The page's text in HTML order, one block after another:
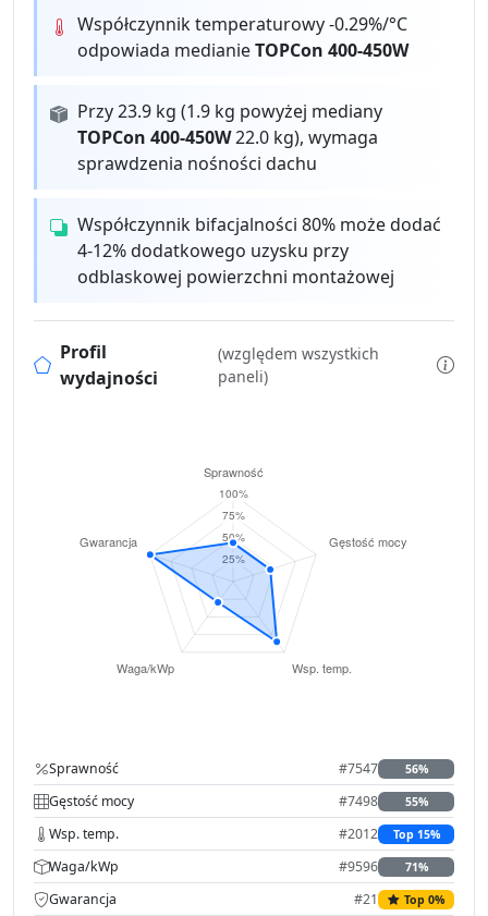
Współczynnik temperaturowy -0.29%/°C
odpowiada medianieTOPCon 400-450W
Przy 23.9 kg (1.9 kg powyżej mediany
TOPCon 400-450W22.0 kg), wymaga
sprawdzenia nośności dachu
Współczynnik bifacjalności 80% może dodać
4-12% dodatkowego uzysku przy
odblaskowej powierzchni montażowej
Profil
wydajności
(względem wszystkich
paneli)
Sprawność #7547 56%
Gęstość mocy #7498 55%
Wsp. temp. #2012 Top 15%
Waga/kWp #9596 71%
Gwarancja #21 Top 0%